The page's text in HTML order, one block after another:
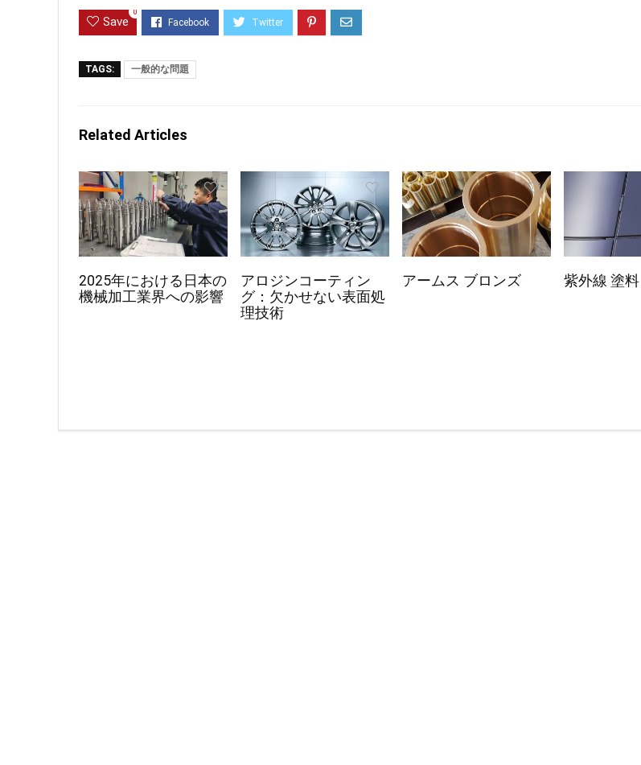
Save
0
TAGS: 一般的な問題
Related Articles
2025年における日本の
機械加工業界への影響
アロジンコーティン
グ：欠かせない表面処
理技術
アームス ブロンズ 紫外線 塗料